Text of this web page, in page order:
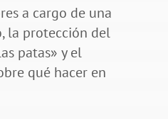
a cargo de una
la protección del
patas» y el
qué hacer en